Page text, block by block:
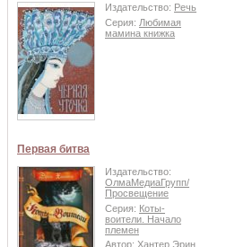
Издательство: Речь
Серия: Любимая
мамина книжка
Первая битва
Издательство:
ОлмаМедиаГрупп/
Просвещение
Серия: Коты-
воители. Начало
племен
Автор: Хантер Эрин